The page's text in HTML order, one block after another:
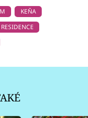
KEŇA
RESIDENCE